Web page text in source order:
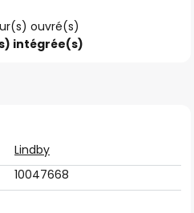
ouvré(s)
intégrée(s)
Lindby
10047668